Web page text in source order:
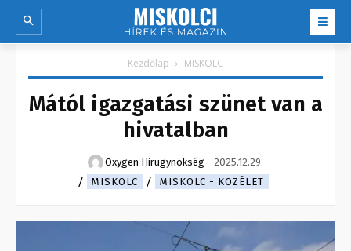
Kezdőlap MISKOLC
Mától igazgatási szünet van a
hivatalban
Oxygen Hirügynökség - 2025.12.29.
MISKOLC
MISKOLC - KÖZÉLET